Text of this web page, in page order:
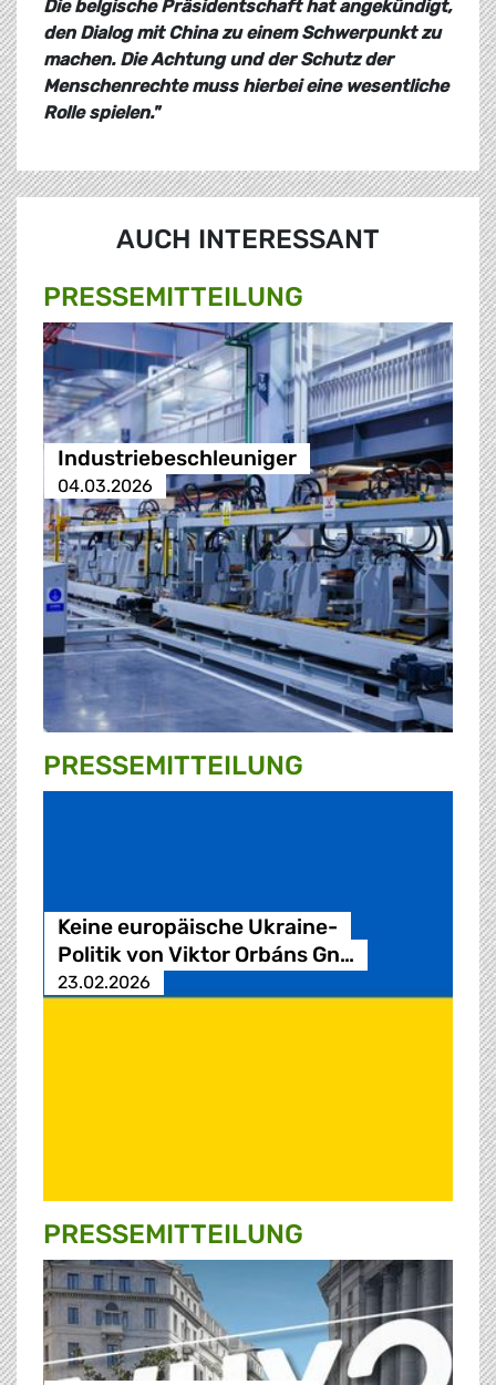
Die belgische Präsidentschaft hat angekündigt,
den Dialog mit China zu einem Schwerpunkt zu
machen. Die Achtung und der Schutz der
Menschenrechte muss hierbei eine wesentliche
Rolle spielen."
AUCH INTERESSANT
PRESSE­MITTEILUNG
Industriebeschleuniger
04.03.2026
PRESSE­MITTEILUNG
Keine europäische Ukraine-
Politik von Viktor Orbáns Gn…
23.02.2026
PRESSE­MITTEILUNG